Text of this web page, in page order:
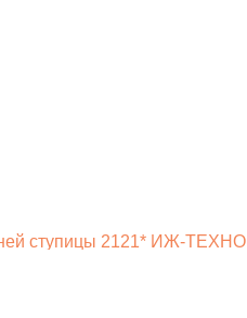
ступицы 2121* ИЖ-ТЕХНО